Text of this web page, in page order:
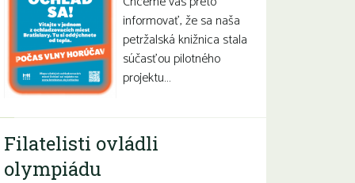
informovať, že sa naša
petržalská knižnica stala
súčasťou pilotného
projektu…
Filatelisti ovládli
olympiádu